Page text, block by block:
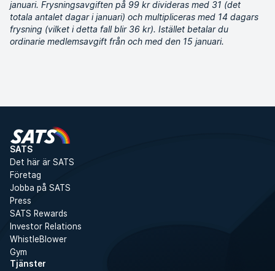
januari. Frysningsavgiften på 99 kr divideras med 31 (det
totala antalet dagar i januari) och multipliceras med 14 dagars
frysning (vilket i detta fall blir 36 kr). Istället betalar du
ordinarie medlemsavgift från och med den 15 januari.
SATS
Det här är SATS
Företag
Jobba på SATS
Press
SATS Rewards
Investor Relations
WhistleBlower
Gym
Tjänster